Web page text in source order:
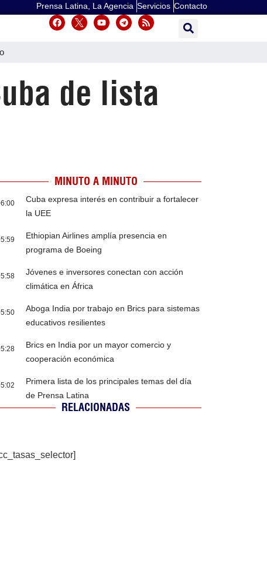
Prensa Latina, La Agencia Servicios Contacto
de lista
MINUTO A MINUTO
Cuba expresa interés en contribuir a fortalecer
la UEE
Ethiopian Airlines amplía presencia en
programa de Boeing
Jóvenes e inversores conectan con acción
climática en África
Aboga India por trabajo en Brics para sistemas
educativos resilientes
Brics en India por un mayor comercio y
cooperación económica
Primera lista de los principales temas del día
de Prensa Latina
RELACIONADAS